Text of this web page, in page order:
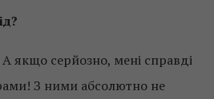
якщо серйозно, мені справді
З ними абсолютно не